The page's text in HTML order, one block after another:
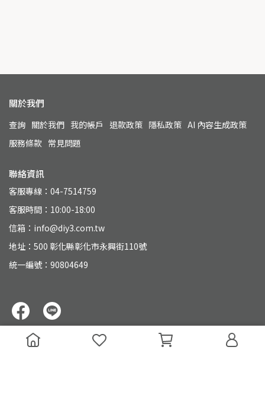
關於我們
查詢 關於我們 我的帳戶 退款政策 隱私政策 AI 內容生成政策
服務條款 常見問題
聯絡資訊
客服專線：04-7514759
客服時間：10:00-18:00
信箱：info@diy3.com.tw
地址：500 彰化縣彰化市永興街110號
統一編號：90804649